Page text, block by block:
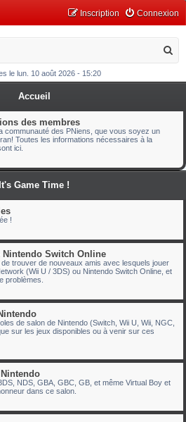
Connexion
Inscription
c
h
r
le lun. 10 août 2026 - 15:20
Accueil
des membres
communauté des PNiens, que vous soyez un
Toutes les informations nécessaires à la
ici.
It's Game Time !
!
Nintendo Switch Online
trouver de nouveaux amis avec lesquels jouer
(Wii U / 3DS) ou Nintendo Switch Online, et
problèmes.
de salon de Nintendo (Switch, Wii U, Wii, NGC,
sur les jeux disponibles ou à venir sur ces
NDS, GBA, GBC, GB, et même Virtual Boy et
dans ce salon.